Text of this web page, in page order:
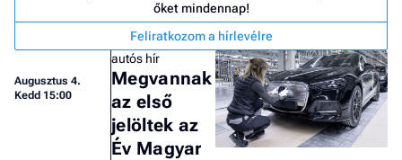
-
őket mindennap!
Feliratkozom a hírlevélre
Augusztus 4.
Kedd 15:00
autós hír
Megvannak
az első
jelöltek az
Év Magyar